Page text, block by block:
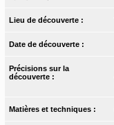
Lieu de découverte :
Date de découverte :
Précisions sur la
découverte :
Matières et techniques :